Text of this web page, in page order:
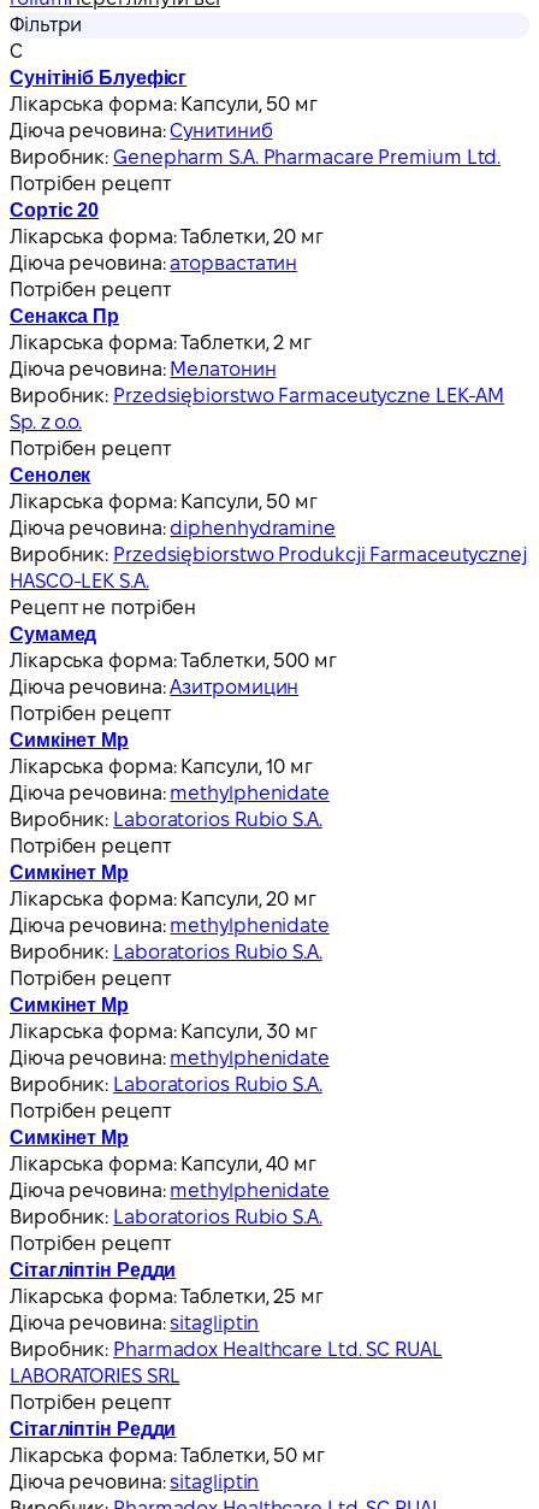
Фільтри
С
Сунітініб Блуефісг
Лікарська форма: Капсули, 50 мг
Діюча речовина:Сунитиниб
Виробник:Genepharm S.A. Pharmacare Premium Ltd.
Потрібен рецепт
Сортіс 20
Лікарська форма:Таблетки, 20 мг
Діюча речовина:аторвастатин
Потрібен рецепт
Сенакса Пр
Лікарська форма:Таблетки, 2 мг
Діюча речовина: Мелатонин
Виробник: Przedsiębiorstwo Farmaceutyczne LEK-AM
Sp. z o.o.
Потрібен рецепт
Сенолек
Лікарська форма: Капсули, 50 мг
Діюча речовина: diphenhydramine
Виробник: Przedsiębiorstwo Produkcji Farmaceutycznej
HASCO-LEK S.A.
Рецепт не потрібен
Сумамед
Лікарська форма:Таблетки, 500 мг
Діюча речовина:Азитромицин
Потрібен рецепт
Симкінет Мр
Лікарська форма: Капсули, 10 мг
Діюча речовина: methylphenidate
Виробник: Laboratorios Rubio S.A.
Потрібен рецепт
Симкінет Мр
Лікарська форма: Капсули, 20 мг
Діюча речовина: methylphenidate
Виробник: Laboratorios Rubio S.A.
Потрібен рецепт
Симкінет Мр
Лікарська форма: Капсули, 30 мг
Діюча речовина: methylphenidate
Виробник: Laboratorios Rubio S.A.
Потрібен рецепт
Симкінет Мр
Лікарська форма: Капсули, 40 мг
Діюча речовина: methylphenidate
Виробник: Laboratorios Rubio S.A.
Потрібен рецепт
Сітагліптін Редди
Лікарська форма:Таблетки, 25 мг
Діюча речовина:sitagliptin
Виробник: Pharmadox Healthcare Ltd. SC RUAL
LABORATORIES SRL
Потрібен рецепт
Сітагліптін Редди
Лікарська форма:Таблетки, 50 мг
Діюча речовина:sitagliptin